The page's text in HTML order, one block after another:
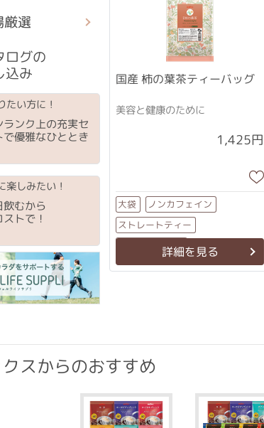
厳選
ログの
込み
たい方に！
ランク上の充実セ
で優雅なひととき
楽しみたい！
飲むから
トで！
国産 柿の葉茶ティーバッグ
美容と健康のために
1,425円
大袋 ノンカフェイン
ストレートティー
ティーバッグ詳細を見る
スからのおすすめ